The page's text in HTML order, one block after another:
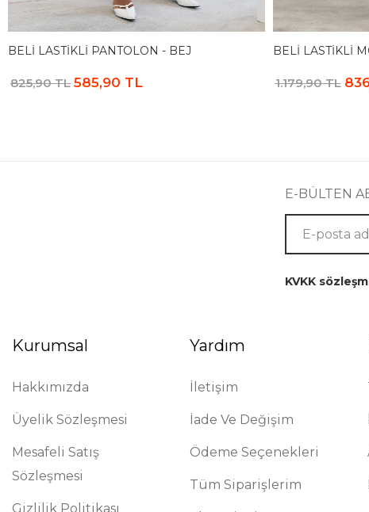
BELI LASTIKLI PANTOLON - BEJ
825,90 TL 585,90 TL
BELI LASTIKLI
1.179,90 TL
E-BÜLTEN
KVKK
Kurumsal
Hakkımızda
Üyelik Sözleşmesi
Mesafeli Satış
Sözleşmesi
Gizlilik Politikası
Yardım
İletişim
İade Ve Değişim
Ödeme Seçenekleri
Tüm Siparişlerim